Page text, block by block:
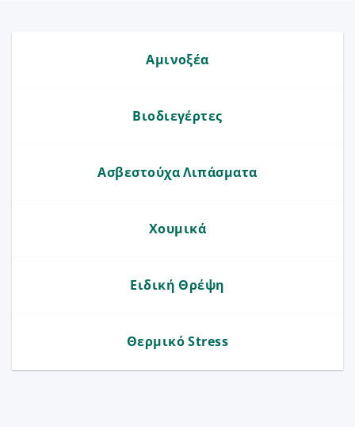
Αμινοξέα
Βιοδιεγέρτες
Ασβεστούχα Λιπάσματα
Χουμικά
Ειδική Θρέψη
Θερμικό Stress